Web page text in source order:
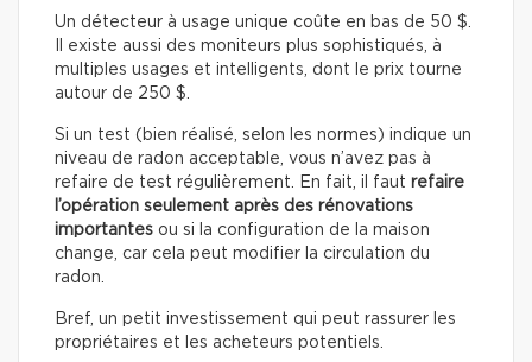
Un détecteur à usage unique coûte en bas de 50 $.
Il existe aussi des moniteurs plus sophistiqués, à
multiples usages et intelligents, dont le prix tourne
autour de 250 $.
Si un test (bien réalisé, selon les normes) indique un
niveau de radon acceptable, vous n’avez pas à
refaire de test régulièrement. En fait, il faut refaire
l’opération seulement après des rénovations
importantes ou si la configuration de la maison
change, car cela peut modifier la circulation du
radon.
Bref, un petit investissement qui peut rassurer les
propriétaires et les acheteurs potentiels.